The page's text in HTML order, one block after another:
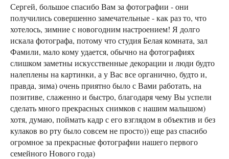
Сергей, большое спасибо Вам за фотографии - они
получились совершенно замечательные - как раз то, что
хотелось, зимние с новогодним настроением! Я долго
искала фотографа, потому что студия Белая комната, зал
Фамили, мало кому удается, обычно на фотографиях
слишком заметны искусственные декорации и люди будто
налеплены на картинки, а у Вас все органично, будто и,
правда, зима) очень приятно было с Вами работать, на
позитиве, слаженно и быстро, благодаря чему Вы успели
сделать много прекрасных снимков с нашим малышом)
хотя, думаю, поймать кадр с его взглядом в объектив и без
кулаков во рту было совсем не просто)) еще раз спасибо
огромное за прекрасные фотографии нашего первого
семейного Нового года)